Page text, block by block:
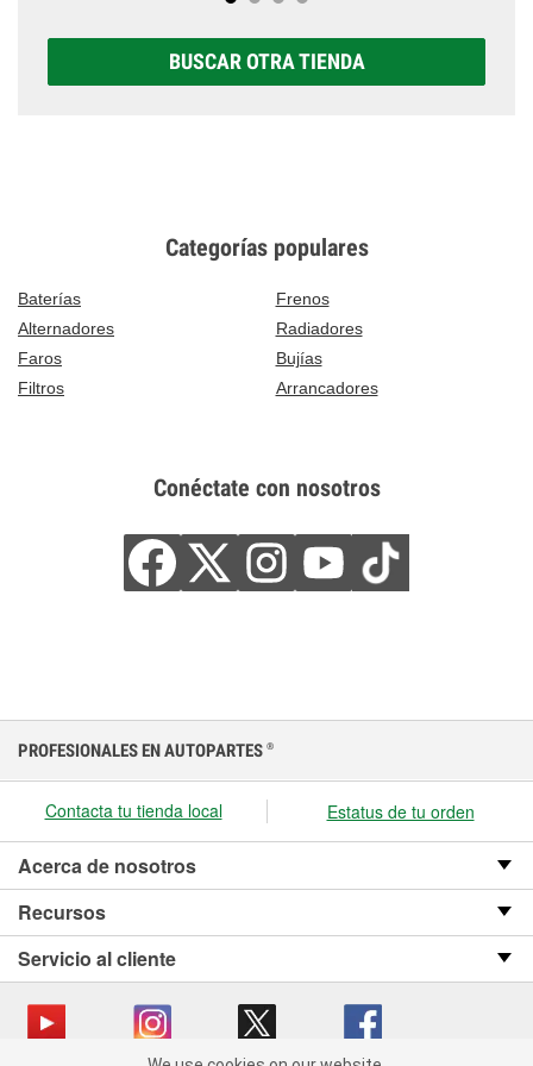
BUSCAR OTRA TIENDA
Categorías populares
Baterías
Frenos
Alternadores
Radiadores
Faros
Bujías
Filtros
Arrancadores
Conéctate con nosotros
PROFESIONALES EN AUTOPARTES ®
Contacta tu tienda local Estatus de tu orden
Acerca de nosotros
Recursos
Servicio al cliente